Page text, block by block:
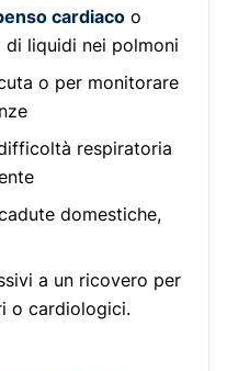
cardiaco o
liquidi nei polmoni
o per monitorare
respiratoria
domestiche,
a un ricovero per
o cardiologici.